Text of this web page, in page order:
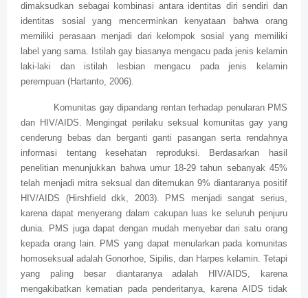
dimaksudkan sebagai kombinasi antara identitas diri sendiri dan
identitas sosial yang mencerminkan kenyataan bahwa orang
memiliki perasaan menjadi dari kelompok sosial yang memiliki
label yang sama. Istilah gay biasanya mengacu pada jenis kelamin
laki-laki dan istilah lesbian mengacu pada jenis kelamin
perempuan (Hartanto, 2006).
Komunitas gay dipandang rentan terhadap penularan PMS
dan HIV/AIDS. Mengingat perilaku seksual komunitas gay yang
cenderung bebas dan berganti ganti pasangan serta rendahnya
informasi tentang kesehatan reproduksi. Berdasarkan hasil
penelitian menunjukkan bahwa umur 18-29 tahun sebanyak 45%
telah menjadi mitra seksual dan ditemukan 9% diantaranya positif
HIV/AIDS (Hirshfield dkk, 2003). PMS menjadi sangat serius,
karena dapat menyerang dalam cakupan luas ke seluruh penjuru
dunia. PMS juga dapat dengan mudah menyebar dari satu orang
kepada orang lain. PMS yang dapat menularkan pada komunitas
homoseksual adalah Gonorhoe, Sipilis, dan Harpes kelamin. Tetapi
yang paling besar diantaranya adalah HIV/AIDS, karena
mengakibatkan kematian pada penderitanya, karena AIDS tidak